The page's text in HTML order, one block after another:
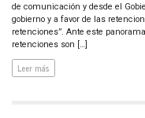
de comunicación y desde el
gobierno y a favor de las
retenciones”. Ante este
retenciones son […]
Leer más